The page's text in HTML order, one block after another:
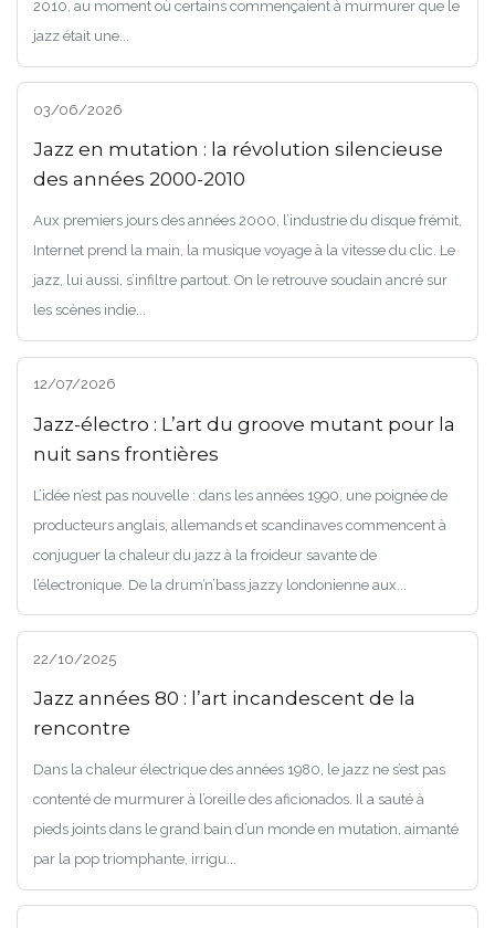
2010, au moment où certains commençaient à murmurer que le
jazz était une...
03/06/2026
Jazz en mutation : la révolution silencieuse
des années 2000-2010
Aux premiers jours des années 2000, l’industrie du disque frémit,
Internet prend la main, la musique voyage à la vitesse du clic. Le
jazz, lui aussi, s’infiltre partout. On le retrouve soudain ancré sur
les scènes indie...
12/07/2026
Jazz-électro : L’art du groove mutant pour la
nuit sans frontières
L’idée n’est pas nouvelle : dans les années 1990, une poignée de
producteurs anglais, allemands et scandinaves commencent à
conjuguer la chaleur du jazz à la froideur savante de
l’électronique. De la drum’n’bass jazzy londonienne aux...
22/10/2025
Jazz années 80 : l’art incandescent de la
rencontre
Dans la chaleur électrique des années 1980, le jazz ne s’est pas
contenté de murmurer à l’oreille des aficionados. Il a sauté à
pieds joints dans le grand bain d’un monde en mutation, aimanté
par la pop triomphante, irrigu...